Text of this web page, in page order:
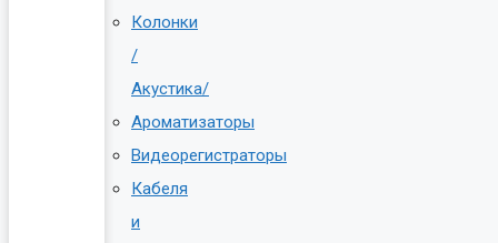
Колонки
/
Акустика/
Ароматизаторы
Видеорегистраторы
Кабеля
и